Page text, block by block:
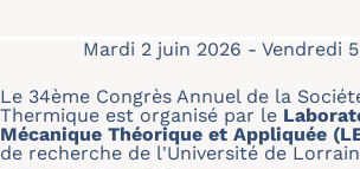
Mardi 2 juin 2026 - Vendredi
Le 34ème Congrès Annuel de la
Thermique est organisé par le
Mécanique Théorique et Appliquée
de recherche de l'Université de